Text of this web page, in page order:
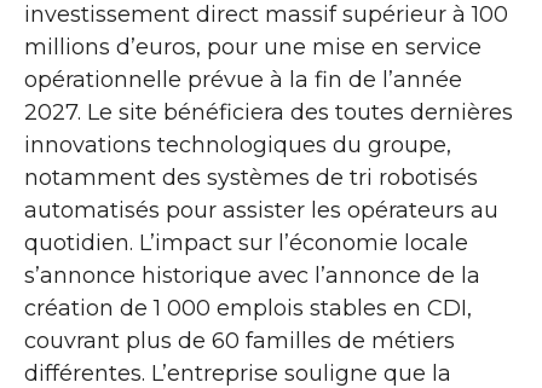
investissement direct massif supérieur à 100
millions d’euros, pour une mise en service
opérationnelle prévue à la fin de l’année
2027. Le site bénéficiera des toutes dernières
innovations technologiques du groupe,
notamment des systèmes de tri robotisés
automatisés pour assister les opérateurs au
quotidien. L’impact sur l’économie locale
s’annonce historique avec l’annonce de la
création de 1 000 emplois stables en CDI,
couvrant plus de 60 familles de métiers
différentes. L’entreprise souligne que la